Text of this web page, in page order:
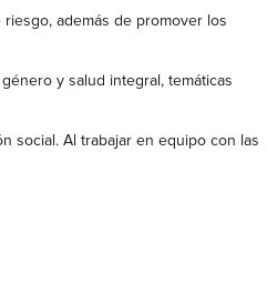
además de promover los
y salud integral, temáticas
social. Al trabajar en equipo con las